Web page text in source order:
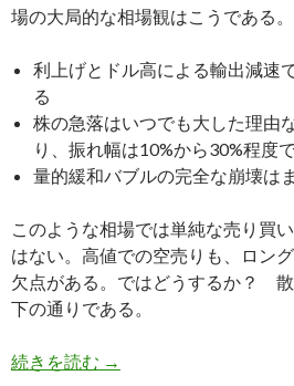
場の大局的な相場観はこうである。
利上げとドル高による輸出減速
る
株の急落はいつでも大した理由
り、振れ幅は10%から30%程度
量的緩和バブルの完全な崩壊は
このような相場では単純な売り買
はない。高値での空売りも、ロン
欠点がある。ではどうするか？
下の通りである。
続きを読む 米国利上げ後の株式投
→